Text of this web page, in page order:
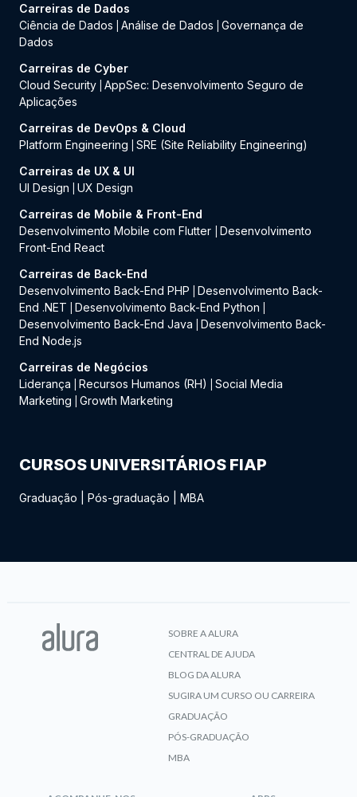
Carreiras de Dados
Ciência de Dados
Análise de Dados
Governança de
Dados
Carreiras de Cyber
Cloud Security AppSec: Desenvolvimento Seguro de
Aplicações
Carreiras de DevOps & Cloud
Platform Engineering
SRE (Site Reliability Engineering)
Carreiras de UX & UI
UI Design
UX Design
Carreiras de Mobile & Front-End
Desenvolvimento Mobile com Flutter
Desenvolvimento
Front-End React
Carreiras de Back-End
Desenvolvimento Back-End PHP
Desenvolvimento Back-
End .NET
Desenvolvimento Back-End Python
Desenvolvimento Back-End Java
Desenvolvimento Back-
End Node.js
Carreiras de Negócios
Liderança
Recursos Humanos (RH)
Social Media
Marketing
Growth Marketing
CURSOS UNIVERSITÁRIOS FIAP
Graduação Pós-graduação MBA
SOBRE A ALURA
CENTRAL DE AJUDA
BLOG DA ALURA
SUGIRA UM CURSO OU CARREIRA
GRADUAÇÃO
PÓS-GRADUAÇÃO
MBA